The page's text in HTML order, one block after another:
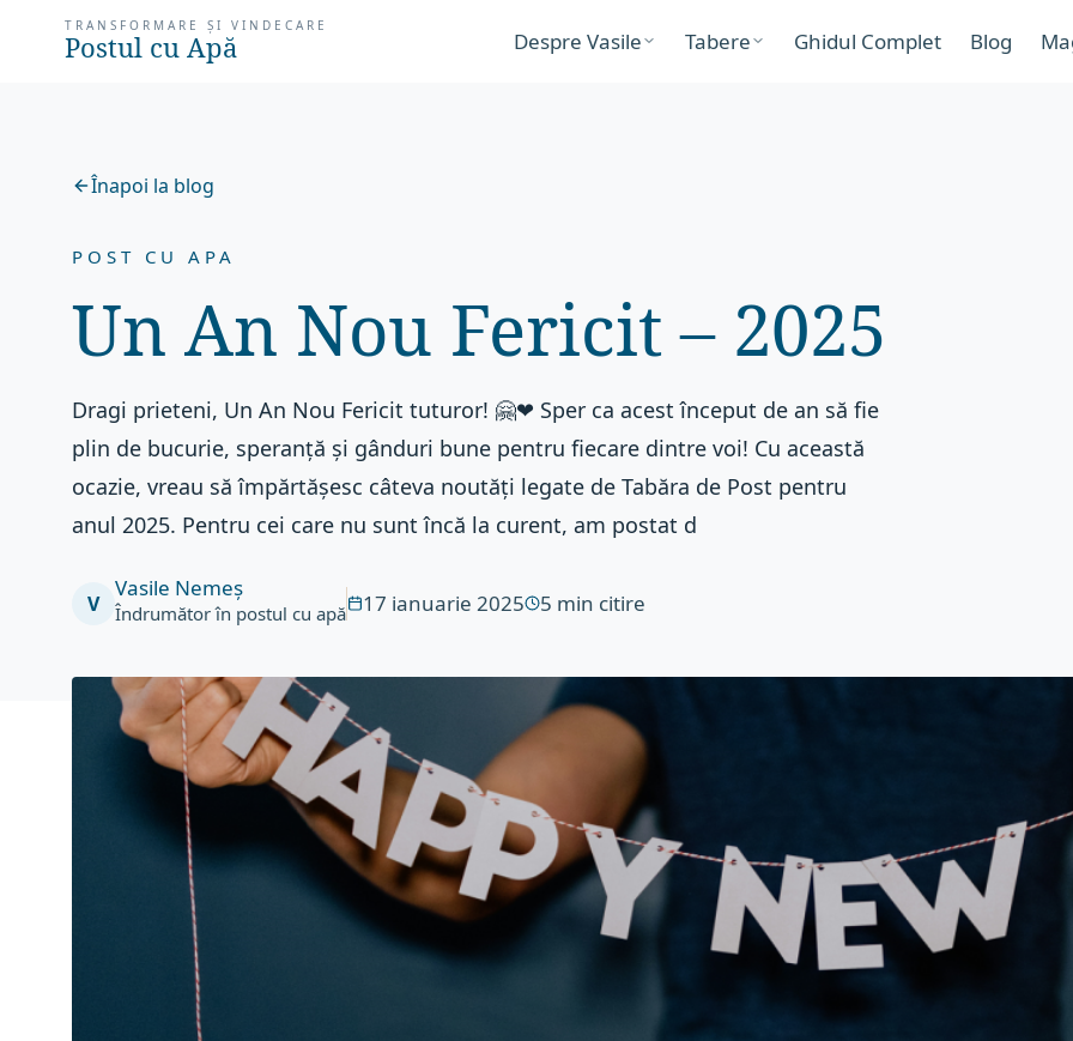
TRANSFORMARE ȘI VINDECARE
Postul cu Apă Despre Vasile Tabere Ghidul Complet Blog
Înapoi la blog
POST CU APA
Un An Nou Fericit – 2025
Dragi prieteni, Un An Nou Fericit tuturor! 🤗❤ Sper ca acest început de an să fie
plin de bucurie, speranță și gânduri bune pentru fiecare dintre voi! Cu această
ocazie, vreau să împărtășesc câteva noutăți legate de Tabăra de Post pentru
anul 2025. Pentru cei care nu sunt încă la curent, am postat d
V
Vasile Nemeș
Îndrumător în postul cu apă 17 ianuarie 2025 5 min citire